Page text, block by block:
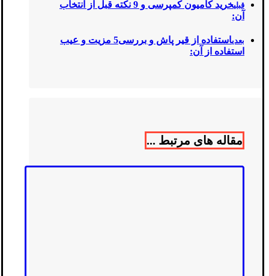
قبلی
خرید کامیون کمپرسی و 9 نکته قبل از انتخاب
آن:
بعدی
استفاده از قیر پاش و بررسی5 مزیت و عیب
استفاده از آن:
مقاله های مرتبط ...